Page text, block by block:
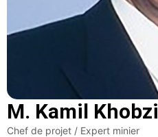
M. Kamil Khobzi
Chef de projet / Expert minier